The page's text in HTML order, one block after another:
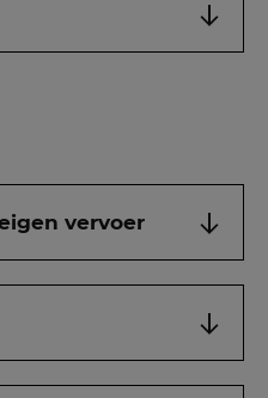
vervoer